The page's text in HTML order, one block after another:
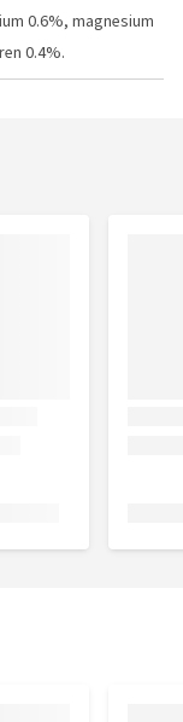
0.6%, magnesium
0.4%.